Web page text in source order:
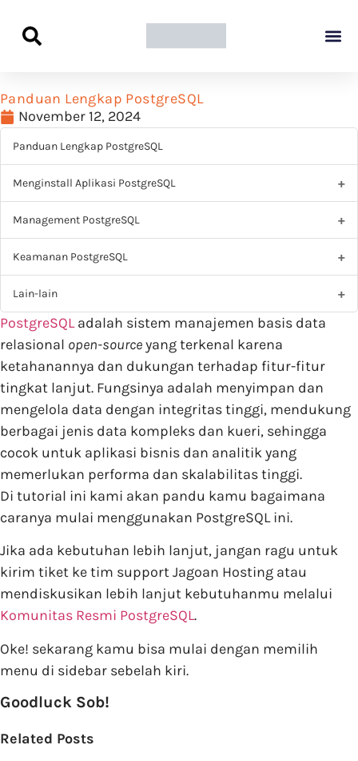
Panduan Lengkap PostgreSQL
November 12, 2024
Panduan Lengkap PostgreSQL
Menginstall Aplikasi PostgreSQL
Management PostgreSQL
Keamanan PostgreSQL
Lain-lain
PostgreSQLadalah sistem manajemen basis data
relasional open-sourceyang terkenal karena
ketahanannya dan dukungan terhadap fitur-fitur
tingkat lanjut. Fungsinya adalah menyimpan dan
mengelola data dengan integritas tinggi, mendukung
berbagai jenis data kompleks dan kueri, sehingga
cocok untuk aplikasi bisnis dan analitik yang
memerlukan performa dan skalabilitas tinggi.
Di tutorial ini kami akan pandu kamu bagaimana
caranya mulai menggunakan PostgreSQL ini.
Jika ada kebutuhan lebih lanjut, jangan ragu untuk
kirim tiket ke tim support Jagoan Hosting atau
mendiskusikan lebih lanjut kebutuhanmu melalui
Komunitas Resmi PostgreSQL.
Oke! sekarang kamu bisa mulai dengan memilih
menu di sidebar sebelah kiri.
Goodluck Sob!
Related Posts